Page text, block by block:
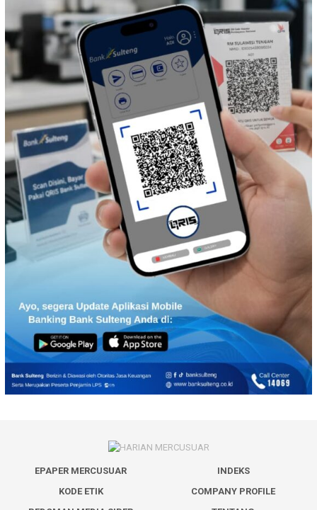
EPAPER MERCUSUAR
INDEKS
KODE ETIK
COMPANY PROFILE